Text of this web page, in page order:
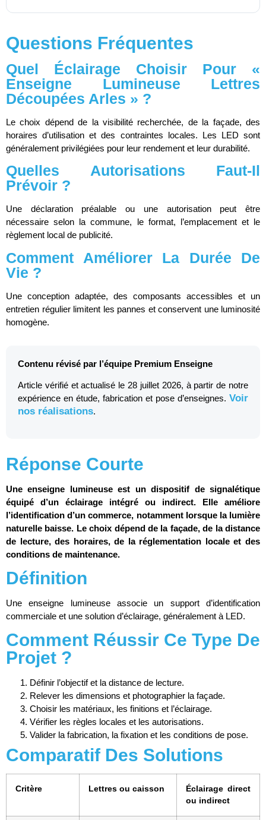
Questions Fréquentes
Quel Éclairage Choisir Pour «
Enseigne Lumineuse Lettres
Découpées Arles » ?
Le choix dépend de la visibilité recherchée, de la façade, des
horaires d’utilisation et des contraintes locales. Les LED sont
généralement privilégiées pour leur rendement et leur durabilité.
Quelles Autorisations Faut-Il
Prévoir ?
Une déclaration préalable ou une autorisation peut être
nécessaire selon la commune, le format, l’emplacement et le
règlement local de publicité.
Comment Améliorer La Durée De
Vie ?
Une conception adaptée, des composants accessibles et un
entretien régulier limitent les pannes et conservent une luminosité
homogène.
Contenu révisé par l’équipe Premium Enseigne
Article vérifié et actualisé le 28 juillet 2026, à partir de notre
expérience en étude, fabrication et pose d’enseignes. Voir
nos réalisations.
Réponse Courte
Une enseigne lumineuse est un dispositif de signalétique
équipé d’un éclairage intégré ou indirect. Elle améliore
l’identification d’un commerce, notamment lorsque la lumière
naturelle baisse. Le choix dépend de la façade, de la distance
de lecture, des horaires, de la réglementation locale et des
conditions de maintenance.
Définition
Une enseigne lumineuse associe un support d’identification
commerciale et une solution d’éclairage, généralement à LED.
Comment Réussir Ce Type De
Projet ?
Définir l’objectif et la distance de lecture.
Relever les dimensions et photographier la façade.
Choisir les matériaux, les finitions et l’éclairage.
Vérifier les règles locales et les autorisations.
Valider la fabrication, la fixation et les conditions de pose.
Comparatif Des Solutions
Critère Lettres ou caisson
Éclairage direct
ou indirect